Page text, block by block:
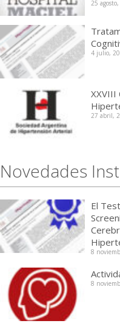
25
4 julio,
XXVIII
27 abril,
Novedades
El
8
8